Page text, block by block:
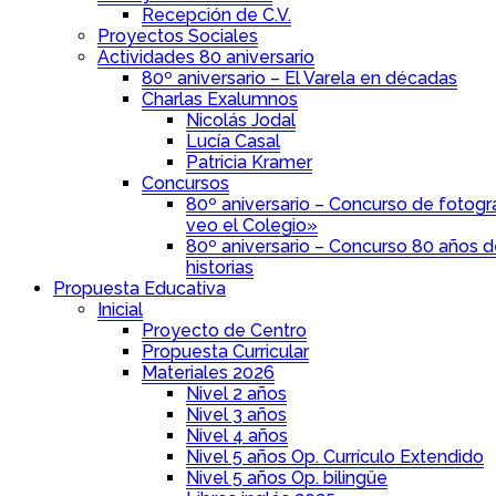
Recepción de C.V.
Proyectos Sociales
Actividades 80 aniversario
80º aniversario – El Varela en décadas
Charlas Exalumnos
Nicolás Jodal
Lucía Casal
Patricia Kramer
Concursos
80º aniversario – Concurso de
veo el Colegio»
80º aniversario – Concurso 80 años
historias
Propuesta Educativa
Inicial
Proyecto de Centro
Propuesta Curricular
Materiales 2026
Nivel 2 años
Nivel 3 años
Nivel 4 años
Nivel 5 años Op. Currículo Extendido
Nivel 5 años Op. bilingüe